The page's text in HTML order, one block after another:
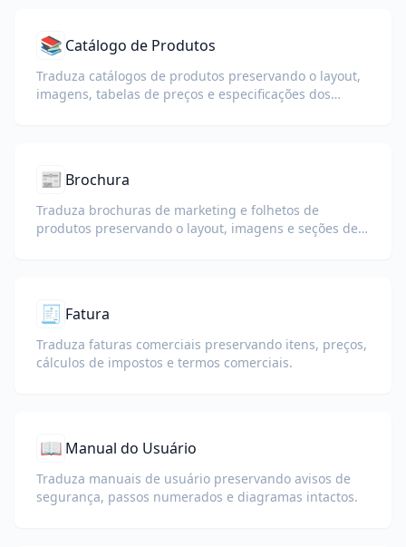
📚 Catálogo de Produtos
Traduza catálogos de produtos preservando o layout,
imagens, tabelas de preços e especificações dos
📰 Brochura
Traduza brochuras de marketing e folhetos de
produtos preservando o layout, imagens e seções de
🧾 Fatura
Traduza faturas comerciais preservando itens, preços,
cálculos de impostos e termos comerciais.
📖 Manual do Usuário
Traduza manuais de usuário preservando avisos de
segurança, passos numerados e diagramas intactos.